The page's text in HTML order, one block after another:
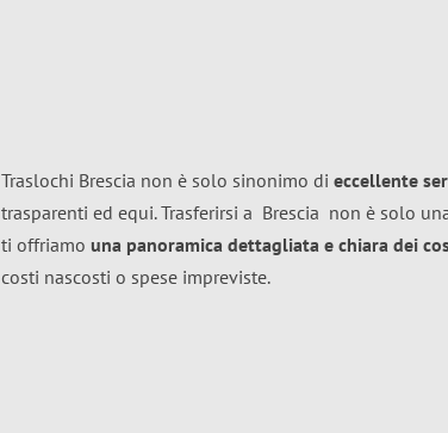
Traslochi Brescia non è solo sinonimo di eccellente
trasparenti ed equi. Trasferirsi a Brescia non è solo
ti offriamo una panoramica dettagliata e chiara dei
costi nascosti o spese impreviste.